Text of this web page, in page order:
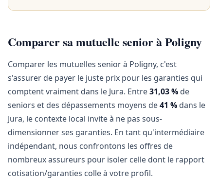
Comparer sa mutuelle senior à Poligny
Comparer les mutuelles senior à Poligny, c'est
s'assurer de payer le juste prix pour les garanties qui
comptent vraiment dans le Jura. Entre31,03 % de
seniors et des dépassements moyens de41 % dans le
Jura, le contexte local invite à ne pas sous-
dimensionner ses garanties. En tant qu'intermédiaire
indépendant, nous confrontons les offres de
nombreux assureurs pour isoler celle dont le rapport
cotisation/garanties colle à votre profil.